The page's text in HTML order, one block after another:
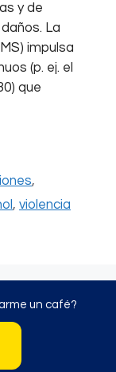
y de
La
impulsa
(p. ej. el
que
,
, violencia
un café?